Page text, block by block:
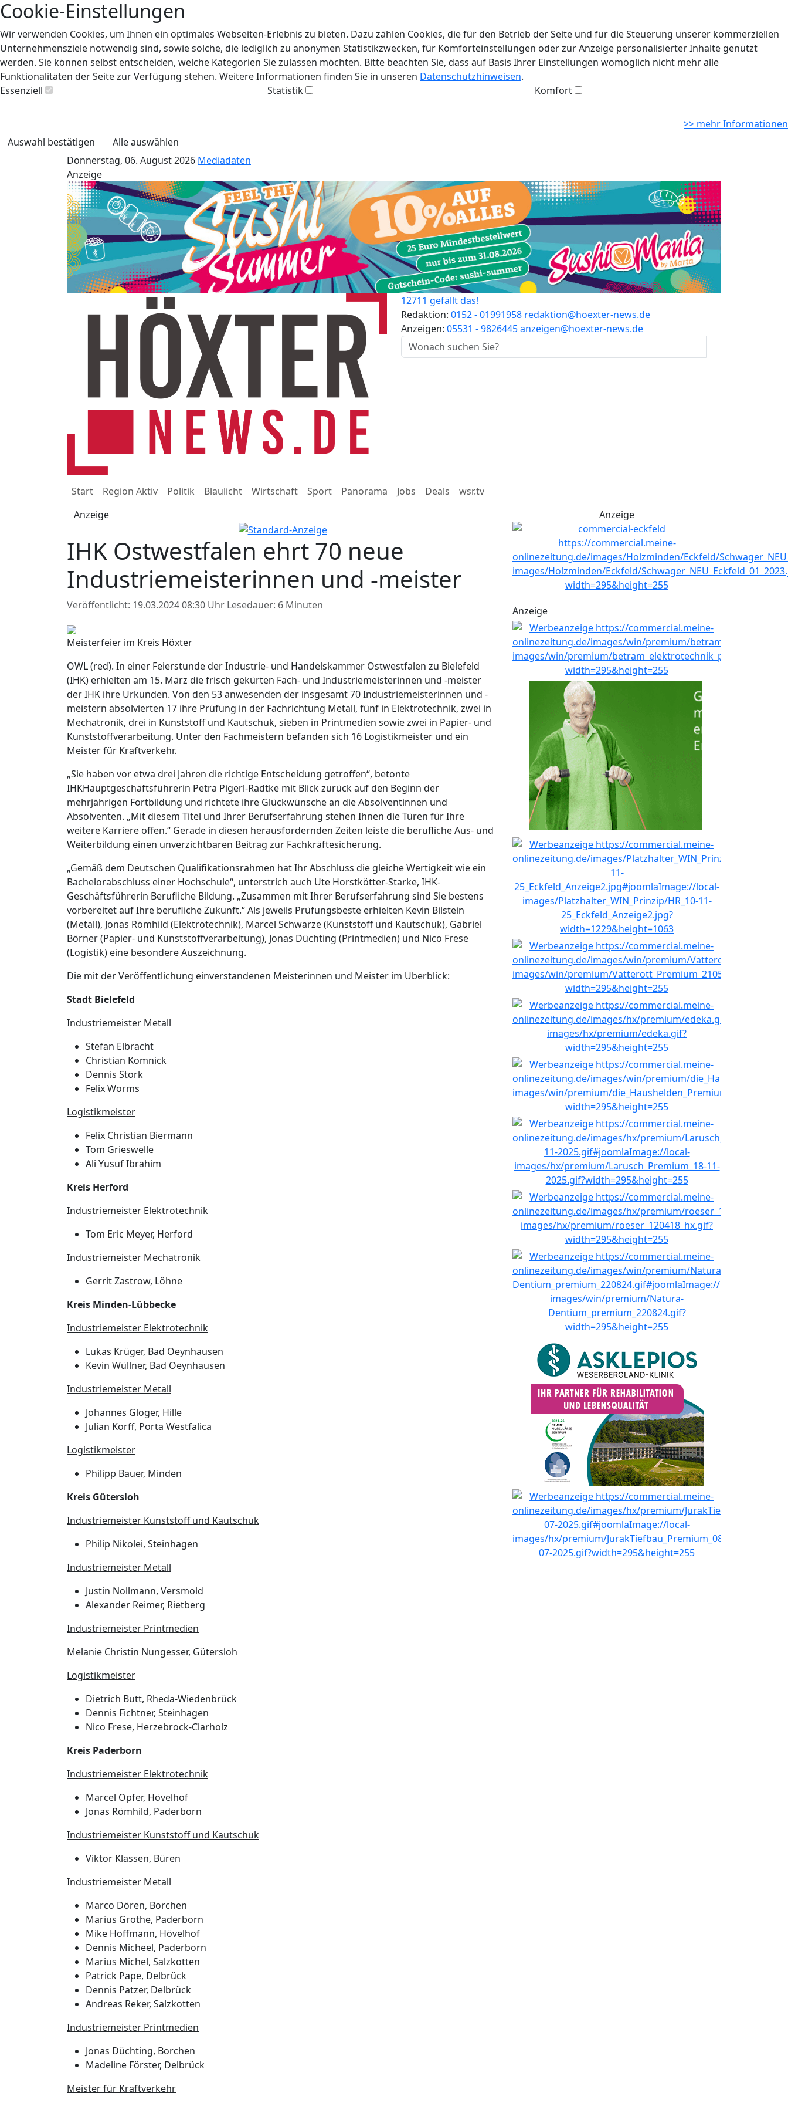
Cookie-Einstellungen
Wir verwenden Cookies, um Ihnen ein optimales Webseiten-Erlebnis zu bieten. Dazu zählen Cookies, die für den Betrieb der Seite und für die Steuerung unserer kommerziellen
Unternehmensziele notwendig sind, sowie solche, die lediglich zu anonymen Statistikzwecken, für Komforteinstellungen oder zur Anzeige personalisierter Inhalte genutzt
werden. Sie können selbst entscheiden, welche Kategorien Sie zulassen möchten. Bitte beachten Sie, dass auf Basis Ihrer Einstellungen womöglich nicht mehr alle
Funktionalitäten der Seite zur Verfügung stehen. Weitere Informationen finden Sie in unseren Datenschutzhinweisen.
Essenziell
Statistik Komfort
>> mehr Informationen
Auswahl bestätigen
Alle auswählen
Donnerstag, 06. August 2026 Mediadaten
Anzeige
12711 gefällt das!
Redaktion: 0152 - 01991958 redaktion@hoexter-news.de
Anzeigen: 05531 - 9826445anzeigen@hoexter-news.de
Start Region Aktiv Politik Blaulicht Wirtschaft Sport Panorama Jobs Deals
wsr.tv
Anzeige
IHK Ostwestfalen ehrt 70 neue
Industriemeisterinnen und -meister
Veröffentlicht: 19.03.2024 08:30 Uhr Lesedauer: 6 Minuten
Meisterfeier im Kreis Höxter
OWL (red). In einer Feierstunde der Industrie- und Handelskammer Ostwestfalen zu Bielefeld
(IHK) erhielten am 15. März die frisch gekürten Fach- und Industriemeisterinnen und -meister
der IHK ihre Urkunden. Von den 53 anwesenden der insgesamt 70 Industriemeisterinnen und -
meistern absolvierten 17 ihre Prüfung in der Fachrichtung Metall, fünf in Elektrotechnik, zwei in
Mechatronik, drei in Kunststoff und Kautschuk, sieben in Printmedien sowie zwei in Papier- und
Kunststoffverarbeitung. Unter den Fachmeistern befanden sich 16 Logistikmeister und ein
Meister für Kraftverkehr.
„Sie haben vor etwa drei Jahren die richtige Entscheidung getroffen“, betonte
IHKHauptgeschäftsführerin Petra Pigerl-Radtke mit Blick zurück auf den Beginn der
mehrjährigen Fortbildung und richtete ihre Glückwünsche an die Absolventinnen und
Absolventen. „Mit diesem Titel und Ihrer Berufserfahrung stehen Ihnen die Türen für Ihre
weitere Karriere offen.“ Gerade in diesen herausfordernden Zeiten leiste die berufliche Aus- und
Weiterbildung einen unverzichtbaren Beitrag zur Fachkräftesicherung.
„Gemäß dem Deutschen Qualifikationsrahmen hat Ihr Abschluss die gleiche Wertigkeit wie ein
Bachelorabschluss einer Hochschule“, unterstrich auch Ute Horstkötter-Starke, IHK-
Geschäftsführerin Berufliche Bildung. „Zusammen mit Ihrer Berufserfahrung sind Sie bestens
vorbereitet auf Ihre berufliche Zukunft.“ Als jeweils Prüfungsbeste erhielten Kevin Bilstein
(Metall), Jonas Römhild (Elektrotechnik), Marcel Schwarze (Kunststoff und Kautschuk), Gabriel
Börner (Papier- und Kunststoffverarbeitung), Jonas Düchting (Printmedien) und Nico Frese
(Logistik) eine besondere Auszeichnung.
Die mit der Veröffentlichung einverstandenen Meisterinnen und Meister im Überblick:
Stadt Bielefeld
Industriemeister Metall
Stefan Elbracht
Christian Komnick
Dennis Stork
Felix Worms
Logistikmeister
Felix Christian Biermann
Tom Grieswelle
Ali Yusuf Ibrahim
Kreis Herford
Industriemeister Elektrotechnik
Tom Eric Meyer, Herford
Industriemeister Mechatronik
Gerrit Zastrow, Löhne
Kreis Minden-Lübbecke
Industriemeister Elektrotechnik
Lukas Krüger, Bad Oeynhausen
Kevin Wüllner, Bad Oeynhausen
Industriemeister Metall
Johannes Gloger, Hille
Julian Korff, Porta Westfalica
Logistikmeister
Philipp Bauer, Minden
Kreis Gütersloh
Industriemeister Kunststoff und Kautschuk
Philip Nikolei, Steinhagen
Industriemeister Metall
Justin Nollmann, Versmold
Alexander Reimer, Rietberg
Industriemeister Printmedien
Melanie Christin Nungesser, Gütersloh
Logistikmeister
Dietrich Butt, Rheda-Wiedenbrück
Dennis Fichtner, Steinhagen
Nico Frese, Herzebrock-Clarholz
Kreis Paderborn
Industriemeister Elektrotechnik
Marcel Opfer, Hövelhof
Jonas Römhild, Paderborn
Industriemeister Kunststoff und Kautschuk
Viktor Klassen, Büren
Industriemeister Metall
Marco Dören, Borchen
Marius Grothe, Paderborn
Mike Hoffmann, Hövelhof
Dennis Micheel, Paderborn
Marius Michel, Salzkotten
Patrick Pape, Delbrück
Dennis Patzer, Delbrück
Andreas Reker, Salzkotten
Industriemeister Printmedien
Jonas Düchting, Borchen
Madeline Förster, Delbrück
Meister für Kraftverkehr
Anzeige
Anzeige